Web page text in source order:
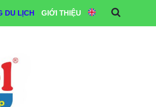
DU LỊCH GIỚI THIỆU